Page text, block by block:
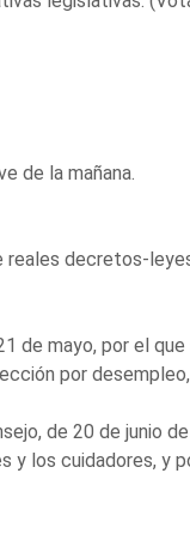
de la mañana.
decretos-leyes
de mayo, por el
por
de 20 de junio
los cuidadores, y